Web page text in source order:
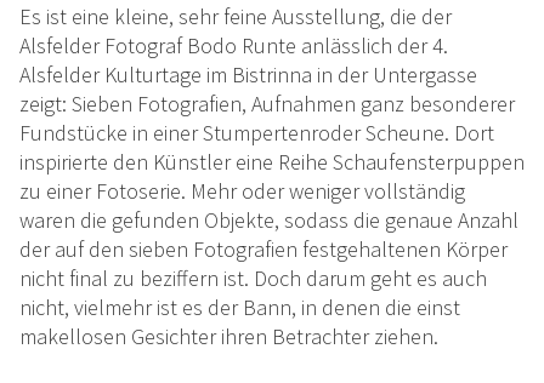
Es ist eine kleine, sehr feine Ausstellung, die der
Alsfelder Fotograf Bodo Runte anlässlich der 4.
Alsfelder Kulturtage im Bistrinna in der Untergasse
zeigt: Sieben Fotografien, Aufnahmen ganz besonderer
Fundstücke in einer Stumpertenroder Scheune. Dort
inspirierte den Künstler eine Reihe Schaufensterpuppen
zu einer Fotoserie. Mehr oder weniger vollständig
waren die gefunden Objekte, sodass die genaue Anzahl
der auf den sieben Fotografien festgehaltenen Körper
nicht final zu beziffern ist. Doch darum geht es auch
nicht, vielmehr ist es der Bann, in denen die einst
makellosen Gesichter ihren Betrachter ziehen.